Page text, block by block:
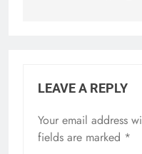
LEAVE A REPLY
Your email address
fields are marked *